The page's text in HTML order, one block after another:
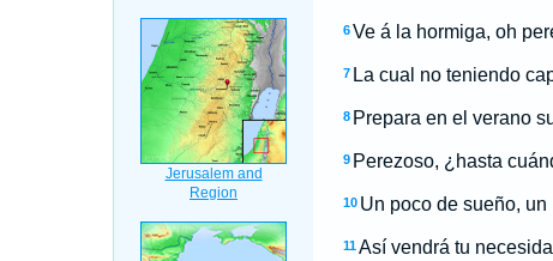
6 Ve á la hormiga, oh
7 La cual no teniendo
8 Prepara en el verano
9 Perezoso, ¿hasta
10 Un poco de sueño,
11 Así vendrá tu